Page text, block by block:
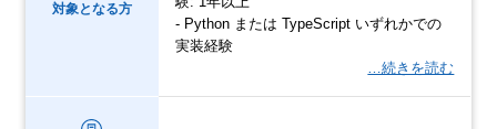
対象となる方
- Python または TypeScript いずれかでの
実装経験
…続きを読む